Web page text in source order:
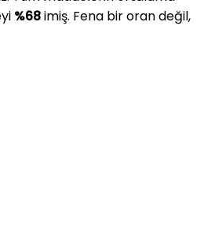
%68imiş. Fena bir oran değil,